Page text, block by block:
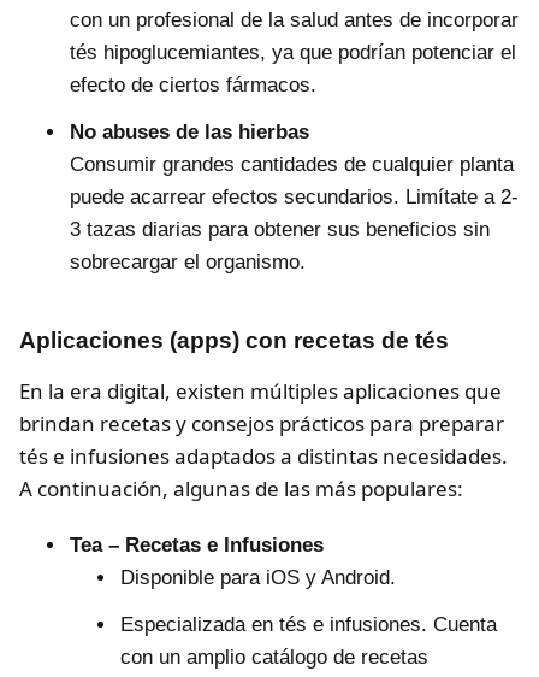
con un profesional de la salud antes de incorporar
tés hipoglucemiantes, ya que podrían potenciar el
efecto de ciertos fármacos.
No abuses de las hierbas
Consumir grandes cantidades de cualquier planta
puede acarrear efectos secundarios. Limítate a 2-
3 tazas diarias para obtener sus beneficios sin
sobrecargar el organismo.
Aplicaciones (apps) con recetas de tés
En la era digital, existen múltiples aplicaciones que
brindan recetas y consejos prácticos para preparar
tés e infusiones adaptados a distintas necesidades.
A continuación, algunas de las más populares:
Tea – Recetas e Infusiones
Disponible para iOS y Android.
Especializada en tés e infusiones. Cuenta
con un amplio catálogo de recetas